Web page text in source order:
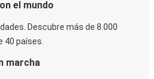
el mundo
Descubre más de 8.000
40 países.
marcha